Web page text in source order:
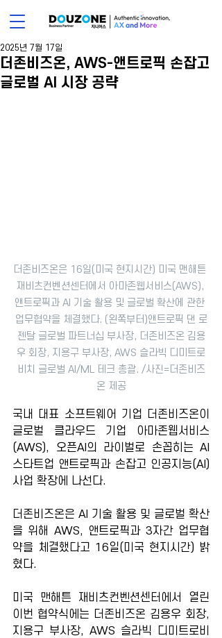
더존비즈온, AWS-앤트로픽 손잡고
글로벌 AI 시장 공략
2025년 7월 17일
더존비즈온은 16일(미국 현지시간) 미국 맨해튼
재비츠컨벤션센터에서 아마존웹서비스(AWS),
앤트로픽과 AI 기술 활용 및 글로벌 확산에 관한
업무협약을 체결했다. (왼쪽부터)앤트로픽 댄 로
젠탈 글로벌 파트너십 부사장, 더존비즈온 김용
우 회장, 지용구 부사장, AWS 슬라빅 디미트로
비치 글로벌 AI/ML 테크 총괄. /사진=더존비즈
온 제공
국내 대표 소프트웨어 기업 더존비즈온이
글로벌 클라우드 기업 아마존웹서비스
(AWS), 오픈AI의 라이벌로 손꼽히는 AI
스타트업 앤트로픽과 손잡고 인공지능(AI)
사업 확장에 나선다.
더존비즈온은 AI 기술 활용 및 글로벌 확산
을 위해 AWS, 앤트로픽과 3자간 업무협
약을 체결했다고 16일(미국 현지시간) 밝
혔다.
미국 맨해튼 재비츠컨벤션센터에서 열린
이번 협약식에는 더존비즈온 김용우 회장,
지용구 부사장, AWS 슬라빅 디미트로비